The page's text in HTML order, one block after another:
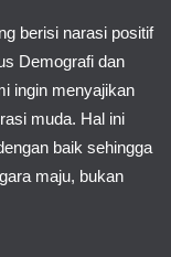
berisi narasi positif
Demografi dan
ingin menyajikan
muda. Hal ini
baik sehingga
maju, bukan